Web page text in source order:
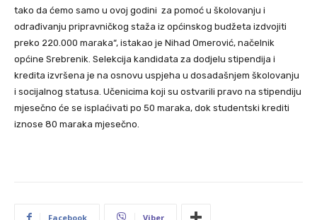
tako da ćemo samo u ovoj godini za pomoć u školovanju i
odrađivanju pripravničkog staža iz općinskog budžeta izdvojiti
preko 220.000 maraka“, istakao je Nihad Omerović, načelnik
općine Srebrenik. Selekcija kandidata za dodjelu stipendija i
kredita izvršena je na osnovu uspjeha u dosadašnjem školovanju
i socijalnog statusa. Učenicima koji su ostvarili pravo na stipendiju
mjesečno će se isplaćivati po 50 maraka, dok studentski krediti
iznose 80 maraka mjesečno.
Facebook Viber